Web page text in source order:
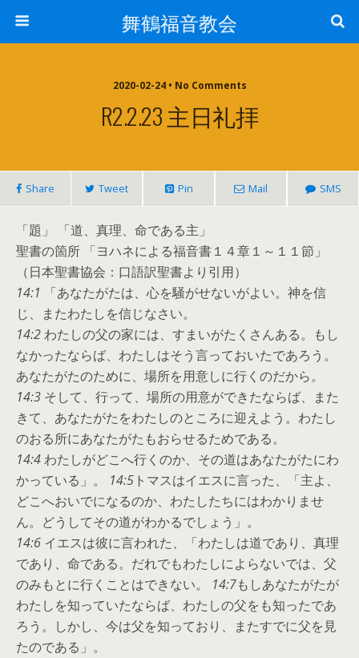
舞鶴福音教会
2020-02-24 • No Comments
R2.2.23 主日礼拝
Share Tweet Pin Mail SMS
「題」 「道、真理、命である主」
聖書の箇所 「ヨハネによる福音書１４章１～１１節」
（日本聖書協会：口語訳聖書より引用）
14:1
「あなたがたは、心を騒がせないがよい。神を信
じ、またわたしを信じなさい。
14:2わたしの父の家には、すまいがたくさんある。もし
なかったならば、わたしはそう言っておいたであろう。
あなたがたのために、場所を用意しに行くのだから。
14:3 そして、行って、場所の用意ができたならば、また
きて、あなたがたをわたしのところに迎えよう。わたし
のおる所にあなたがたもおらせるためである。
14:4わたしがどこへ行くのか、その道はあなたがたにわ
かっている」。 14:5 トマスはイエスに言った、「主よ、
どこへおいでになるのか、わたしたちにはわかりませ
ん。どうしてその道がわかるでしょう」。
14:6 イエスは彼に言われた、「わたしは道であり、真理
であり、命である。だれでもわたしによらないでは、父
のみもとに行くことはできない。 14:7もしあなたがたが
わたしを知っていたならば、わたしの父をも知ったであ
ろう。しかし、今は父を知っており、またすでに父を見
たのである」。